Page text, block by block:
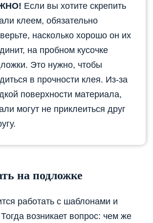
Если вы хотите скрепить
клеем, обязательно
насколько хорошо он их
на пробном кусочке
Это нужно, чтобы
в прочности клея. Из-за
поверхности материала,
могут не приклеиться друг
на подложке
работать с шаблонами и
возникает вопрос: чем же